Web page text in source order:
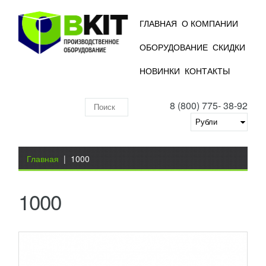
ГЛАВНАЯ О КОМПАНИИ
ОБОРУДОВАНИЕ СКИДКИ
НОВИНКИ КОНТАКТЫ
8 (800) 775- 38-92
складу
Вы здесь
Главная | 1000
1000
АВТОМАТИЧЕСКИЙ ФОРМИРОВАТЕЛЬ
1 656 913RUB
Автоматические формовщики
производительностью до 12 коробок в минуту
формируют четырехклапанный гофрокороб и
ПОДРОБНЕЕ
Добавить в сравнение